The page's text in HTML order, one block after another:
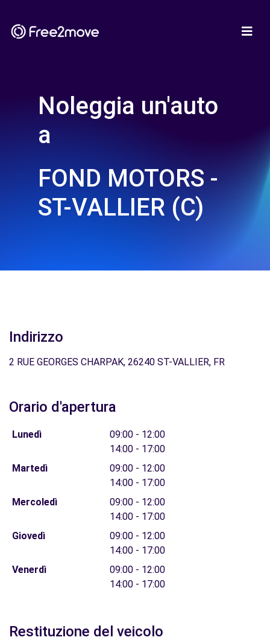
Noleggia un'auto
a
FOND MOTORS -
ST-VALLIER (C)
Indirizzo
2 RUE GEORGES CHARPAK, 26240 ST-VALLIER, FR
Orario d'apertura
Lunedì
09:00 - 12:00
14:00 - 17:00
Martedì
09:00 - 12:00
14:00 - 17:00
Mercoledì
09:00 - 12:00
14:00 - 17:00
Giovedì
09:00 - 12:00
14:00 - 17:00
Venerdì
09:00 - 12:00
14:00 - 17:00
Restituzione del veicolo